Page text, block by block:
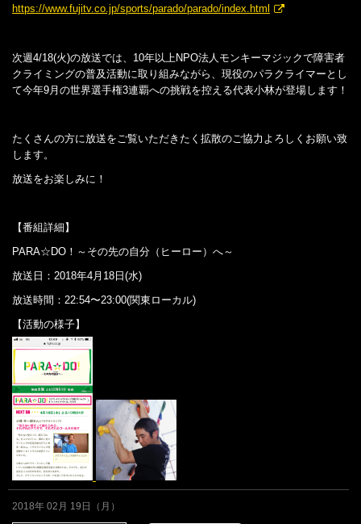
https://www.fujitv.co.jp/sports/parado/parado/index.html
次週4/18(火)の放送では、10年以上NPO法人モンキーマジックで障害者
クライミングの普及活動に取り組みながら、現役のパラクライマーとし
て今年9月の世界選手権3連覇への挑戦を控える代表小林が登場します！
たくさんの方に放送をご覧いただきたく拡散のご協力よろしくお願い致
します。
放送をお楽しみに！
【番組詳細】
PARA☆DO！～その先の自分（ヒーロー）へ～
放送日：2018年4月18日(水)
放送時間：22:54〜23:00(関東ローカル)
【活動の様子】
2018年 02月 19日（月）